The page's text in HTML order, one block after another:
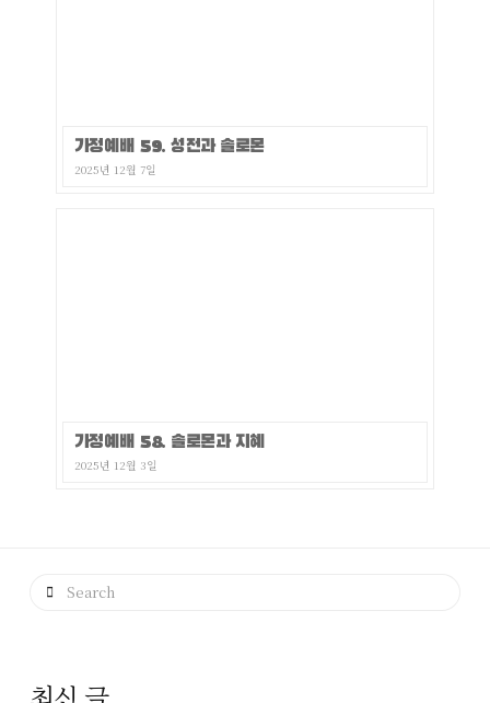
가정예배 59. 성전과 솔로몬
2025년 12월 7일
가정예배 58. 솔로몬과 지혜
2025년 12월 3일
Search